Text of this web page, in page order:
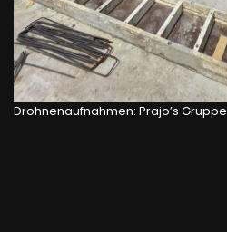
Drohnenaufnahmen: Prajo’s Gruppe